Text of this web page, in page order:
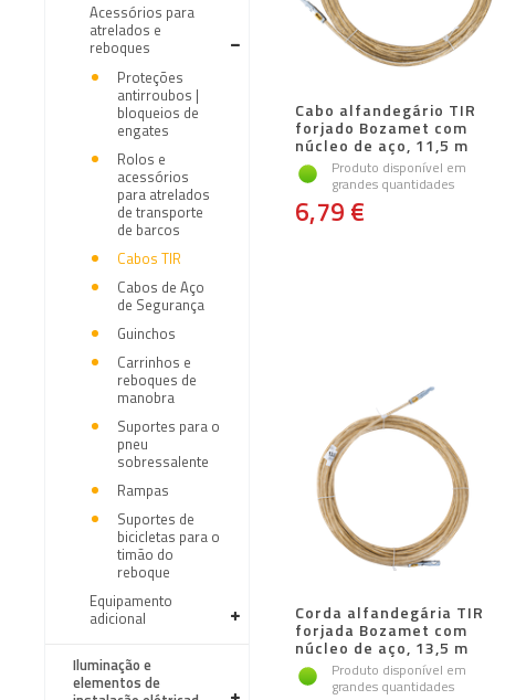
Acessórios para
atrelados e
reboques
Proteções
antirroubos |
bloqueios de
engates
Rolos e
acessórios
para atrelados
de transporte
de barcos
Cabos TIR
Cabos de Aço
de Segurança
Guinchos
Carrinhos e
reboques de
manobra
Suportes para o
pneu
sobressalente
Rampas
Suportes de
bicicletas para o
timão do
reboque
Equipamento
adicional
Iluminação e
elementos de
Cabo alfandegário TIR
forjado Bozamet com
núcleo de aço, 11,5 m
Produto disponível em
grandes quantidades
6,79 €
Corda alfandegária TIR
forjada Bozamet com
núcleo de aço, 13,5 m
Produto disponível em
grandes quantidades